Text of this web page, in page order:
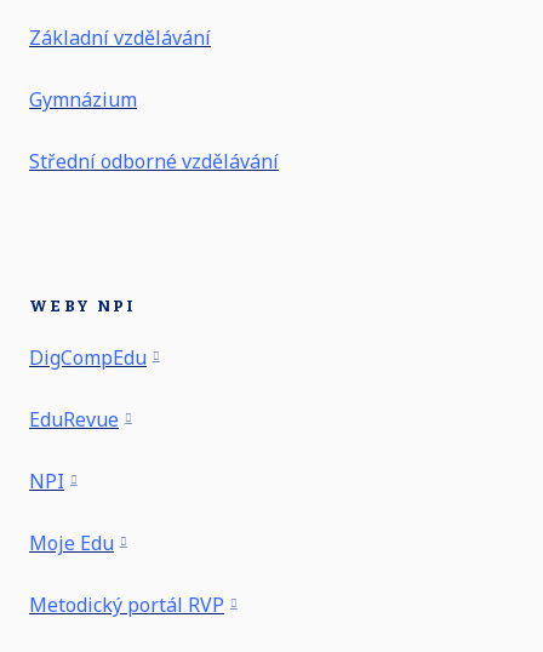
Základní vzdělávání
Gymnázium
Střední odborné vzdělávání
WEBY NPI
DigCompEdu
EduRevue
NPI
Moje Edu
Metodický portál RVP